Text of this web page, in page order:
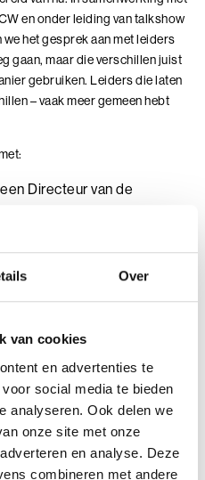
Over
van cookies
en advertenties te
social media te bieden
analyseren. Ook delen we
onze site met onze
en analyse. Deze
combineren met andere
relatie tot technologie, AI
in complexe
en technologie
aan de koers, inrichting
professionals die
jouw organisatie
en onder leiding van talkshow
het gesprek aan met leiders
gaan, maar die verschillen juist
gebruiken. Leiders die laten
– vaak meer gemeen hebt
Directeur van de
a.i. bij de NOS
van Getir en Gorillas
op het thema, met inzichten
complexe tijden.
geheel terug te kijken.